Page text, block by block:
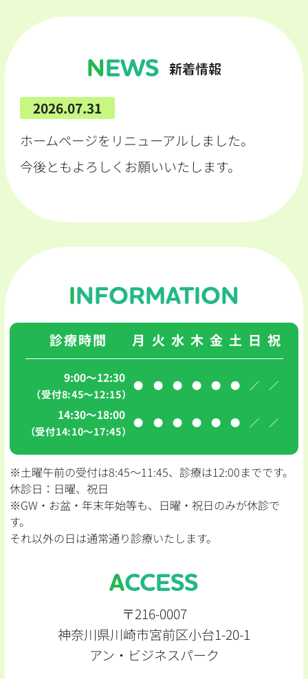
NEWS 新着情報
2026.07.31
ホームページをリニューアルしました。
今後ともよろしくお願いいたします。
INFORMATION
診療時間 月 火 水 木 金 土 日 祝
9:00～12:30
（受付8:45〜12:15）
● ● ● ● ● ● ／ ／
14:30～18:00
（受付14:10〜17:45）
● ● ● ● ● ● ／ ／
※土曜午前の受付は8:45〜11:45、診療は12:00までです。
休診日：日曜、祝日
※GW・お盆・年末年始等も、日曜・祝日のみが休診で
す。
それ以外の日は通常通り診療いたします。
ACCESS
〒216-0007
神奈川県川崎市宮前区小台1-20-1
アン・ビジネスパーク